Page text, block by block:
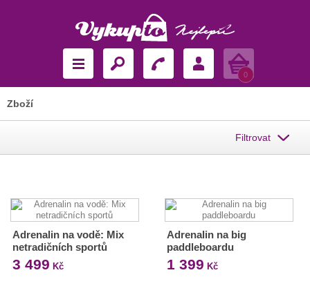
Košík
0
Zboží
Filtrovat
Adrenalin na vodě: Mix
netradičních sportů
3 499 Kč
Adrenalin na big
paddleboardu
1 399 Kč